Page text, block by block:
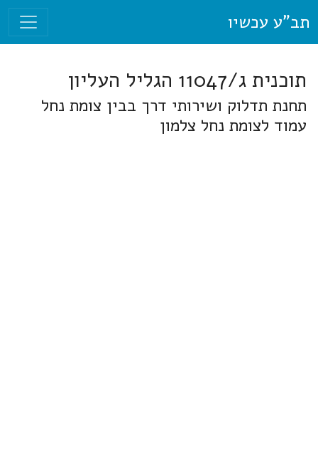
תב"ע עכשיו
תוכנית ג/11047 הגליל העליון
תחנת תדלוק ושירותי דרך בבין צומת נחל
עמוד לצומת נחל צלמון